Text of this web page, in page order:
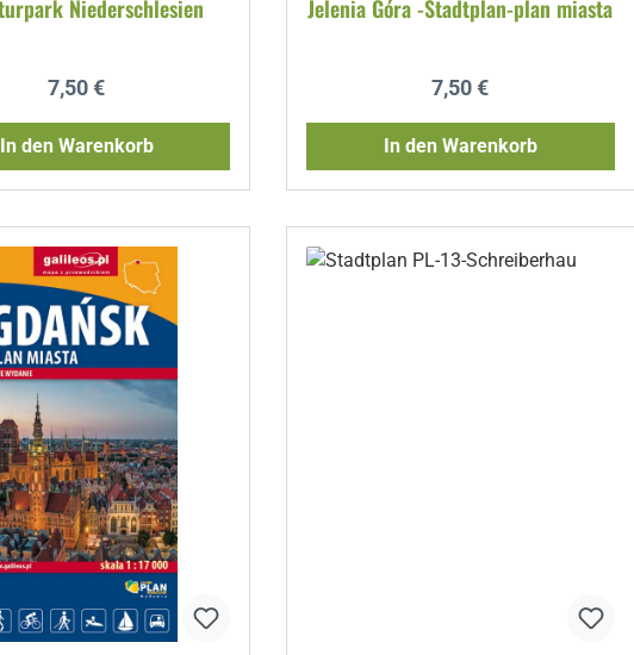
Niederschlesien
Regulärer Preis:
7,50 €
In den Warenkorb
Jelenia Góra -Stadtplan-plan miasta
Regulärer Preis:
7,50 €
In den Warenkorb